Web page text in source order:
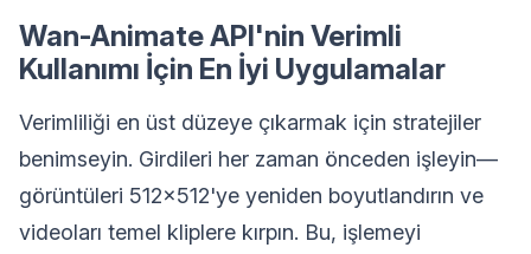
Wan-Animate API'nin Verimli
Kullanımı İçin En İyi Uygulamalar
Verimliliği en üst düzeye çıkarmak için stratejiler
benimseyin. Girdileri her zaman önceden işleyin—
görüntüleri 512x512'ye yeniden boyutlandırın ve
videoları temel kliplere kırpın. Bu, işlemeyi